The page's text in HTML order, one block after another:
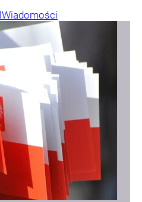
Wiadomości